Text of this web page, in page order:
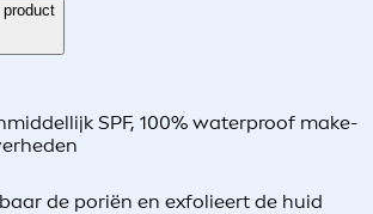
product
SPF, 100% waterproof make-
de poriën en exfolieert de huid